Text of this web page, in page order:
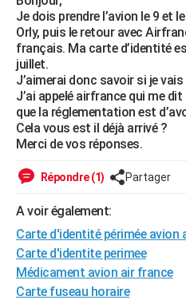
Mobiles
Meilleur smartphone
Internet
Ordinateurs
Jeux vidéo
Guide high-tech
+BRICOLAGE
Forum
Aménagement intérieur
Extérieur
Cuisine
Salle de bains
Jardinage
Rangement
WEEK-END
Guides de France
Escapades
Patrimoine
Expositions
Musées
Week-end nature
+LIFESTYLE
Art de vivre
Bien-être
Loisirs
Mode
Modes de vie
SANTE
Alimentation
Guide de la santé
Maladies
Médicaments
Sommeil
VOYAGE
Destinations
City break
Voyage nature
Voyage de noces
Forum
Climat
PHOTO
GUIDES D'ACHAT
BONS PLANS
CARTE DE VOEUX
Je dois prendre l’avion le 9 et
Orly, puis le retour avec
français. Ma carte d’identité
juillet.
J’aimerai donc savoir si je
J’ai appelé airfrance qui me
que la réglementation est
Cela vous est il déjà arrivé ?
Merci de vos réponses.
Répondre (1) Partager
A voir également:
Carte d'identité périmée avion
Carte d'identite perimee
Médicament avion air france
Carte fuseau horaire